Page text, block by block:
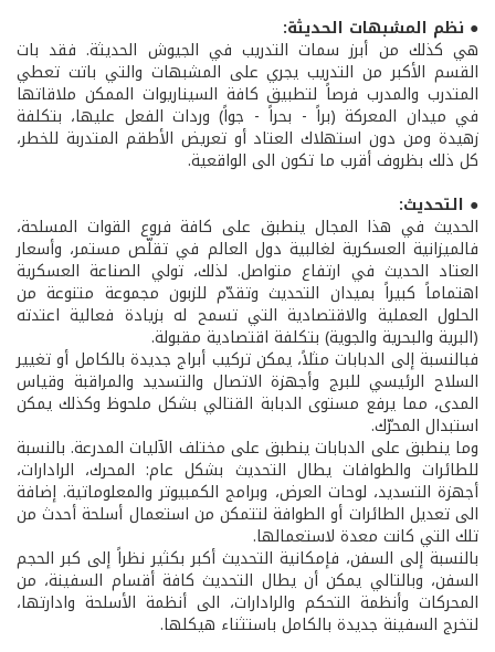
● نظم المشبهات الحديثة:
هي كذلك من أبرز سمات التدريب في الجيوش الحديثة. فقد بات
القسم الأكبر من التدريب يجري على المشبهات والتي باتت تعطي
المتدرب والمدرب فرصاً لتطبيق كافة السيناريوات الممكن ملاقاتها
في ميدان المعركة (براً - بحراً - جواً) وردات الفعل عليها، بتكلفة
زهيدة ومن دون استهلاك العتاد أو تعريض الأطقم المتدربة للخطر،
كل ذلك بظروف أقرب ما تكون الى الواقعية.
● التحديث:
الحديث في هذا المجال ينطبق على كافة فروع القوات المسلحة،
فالميزانية العسكرية لغالبية دول العالم في تقلّص مستمر، وأسعار
العتاد الحديث في ارتفاع متواصل. لذلك، تولي الصناعة العسكرية
اهتماماً كبيراً بميدان التحديث وتقدّم للزبون مجموعة متنوعة من
الحلول العملية والاقتصادية التي تسمح له بزيادة فعالية اعتدته
(البرية والبحرية والجوية) بتكلفة اقتصادية مقبولة.
فبالنسبة إلى الدبابات مثلاً، يمكن تركيب أبراج جديدة بالكامل أو تغيير
السلاح الرئيسي للبرج وأجهزة الاتصال والتسديد والمراقبة وقياس
المدى، مما يرفع مستوى الدبابة القتالي بشكل ملحوظ وكذلك يمكن
استبدال المحرّك.
وما ينطبق على الدبابات ينطبق على مختلف الآليات المدرعة. بالنسبة
للطائرات والطوافات يطال التحديث بشكل عام: المحرك، الرادارات،
أجهزة التسديد، لوحات العرض، وبرامج الكمبيوتر والمعلوماتية. إضافة
الى تعديل الطائرات أو الطوافة لتتمكن من استعمال أسلحة أحدث من
تلك التي كانت معدة لاستعمالها.
بالنسبة إلى السفن، فإمكانية التحديث أكبر بكثير نظراً إلى كبر الحجم
السفن، وبالتالي يمكن أن يطال التحديث كافة أقسام السفينة، من
المحركات وأنظمة التحكم والرادارات، الى أنظمة الأسلحة وادارتها،
لتخرج السفينة جديدة بالكامل باستثناء هيكلها.